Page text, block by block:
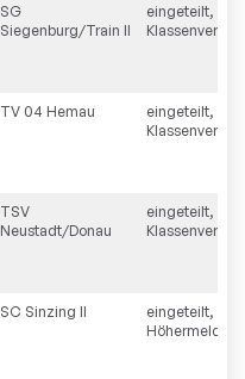
SG
Siegenburg/Train II
eingeteilt,
TV 04 Hemau
eingeteilt,
TSV
Neustadt/Donau
eingeteilt,
SC Sinzing II
eingeteilt,